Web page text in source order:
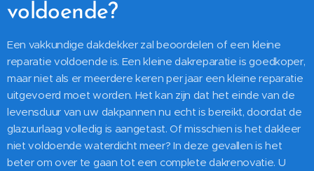
voldoende?
Een vakkundige dakdekker zal beoordelen of een kleine
reparatie voldoende is. Een kleine dakreparatie is goedkoper,
maar niet als er meerdere keren per jaar een kleine reparatie
uitgevoerd moet worden. Het kan zijn dat het einde van de
levensduur van uw dakpannen nu echt is bereikt, doordat de
glazuurlaag volledig is aangetast. Of misschien is het dakleer
niet voldoende waterdicht meer? In deze gevallen is het
beter om over te gaan tot een complete dakrenovatie. U